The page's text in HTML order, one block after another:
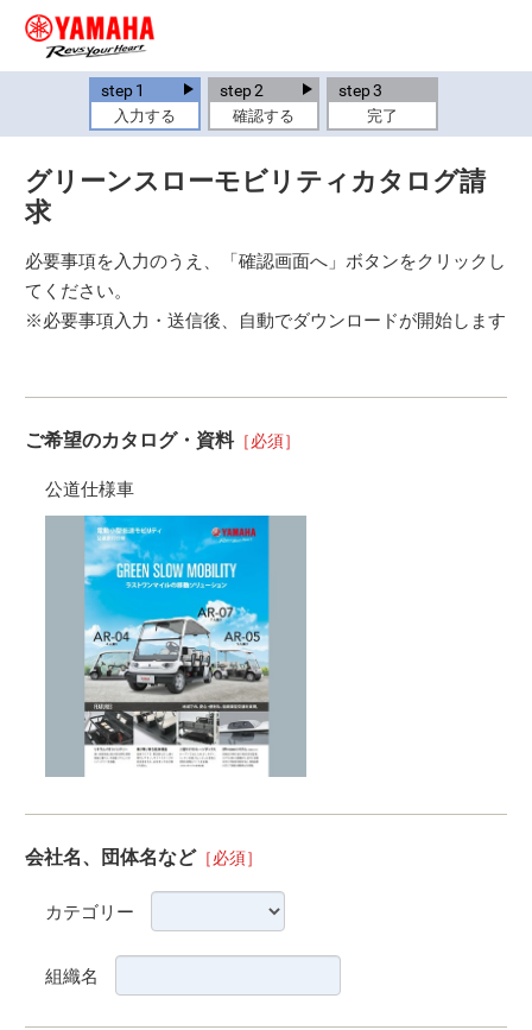
step1
入力する
step2
確認する
step3
完了
グリーンスローモビリティカタログ請
求
必要事項を入力のうえ、「確認画面へ」ボタンをクリックし
てください。
※必要事項入力・送信後、自動でダウンロードが開始します
ご希望のカタログ・資料［必須］
公道仕様車
会社名、団体名など［必須］
カテゴリー
組織名